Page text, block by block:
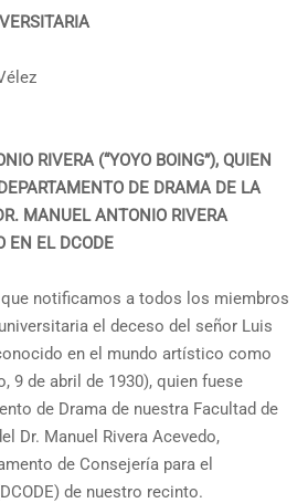
RIVERA (“YOYO BOING”), QUIEN
DE DRAMA DE LA
MANUEL ANTONIO RIVERA
EN EL DCODE
notificamos a todos los miembros
el deceso del señor Luis
en el mundo artístico como
9 de abril de 1930), quien fuese
de Drama de nuestra Facultad de
Dr. Manuel Rivera Acevedo,
de Consejería para el
de nuestro recinto.